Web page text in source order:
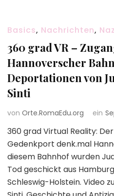
Basics, Nachrichten,
360 grad VR –
Hannoverscher
Deportationen von
Sinti
von Orte.RomaEdu.org ein
360 grad Virtual Reality:
Gedenkport denk.mal
diesem Bahnhof wurden
Tod geschickt aus
Schleswig-Holstein. Video